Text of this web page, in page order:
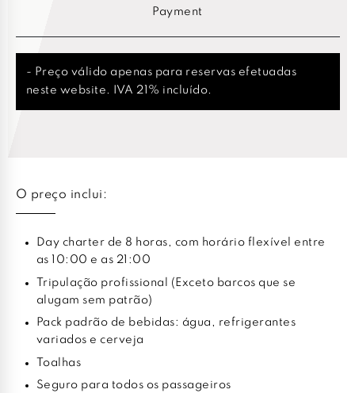
Payment
- Preço válido apenas para reservas efetuadas
neste website. IVA 21% incluído.
O preço inclui:
Day charter de 8 horas, com horário flexível entre
as 10:00 e as 21:00
Tripulação profissional (Exceto barcos que se
alugam sem patrão)
Pack padrão de bebidas: água, refrigerantes
variados e cerveja
Toalhas
Seguro para todos os passageiros